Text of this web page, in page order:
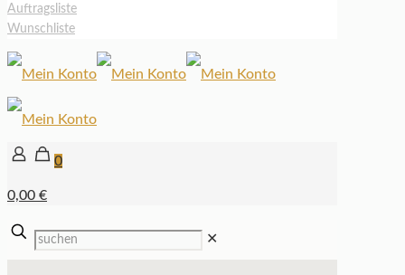
Auftragsliste
Wunschliste
0
0,00 €
✕